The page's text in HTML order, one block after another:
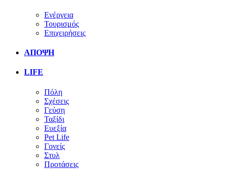
Ενέργεια
Τουρισμός
Επιχειρήσεις
ΑΠΟΨΗ
LIFE
Πόλη
Σχέσεις
Γεύση
Ταξίδι
Ευεξία
Pet Life
Γονείς
Στυλ
Προτάσεις